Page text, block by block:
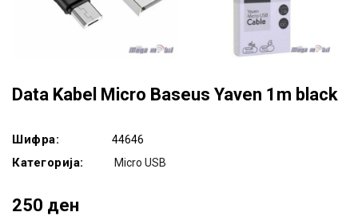
Data Kabel Micro Baseus Yaven 1m black
Шифра: 44646
Категорија: Micro USB
250 ден